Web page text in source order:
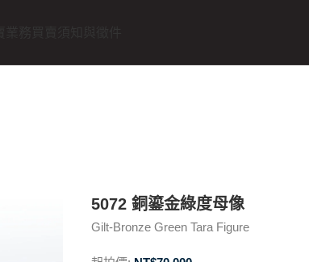
5072 銅鎏金綠度母像
Gilt-Bronze Green Tara Figure